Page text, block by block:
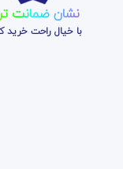
نشان ضمانت
با خیال راحت خرید